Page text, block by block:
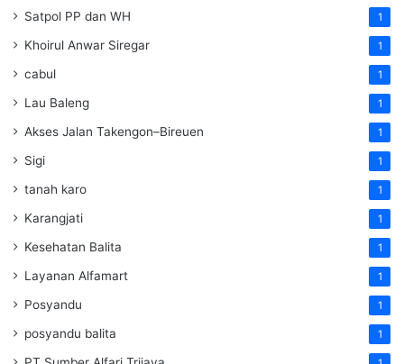
Satpol PP dan WH 1
Khoirul Anwar Siregar 1
cabul 1
Lau Baleng 1
Akses Jalan Takengon–Bireuen 1
Sigi 1
tanah karo 1
Karangjati 1
Kesehatan Balita 1
Layanan Alfamart 1
Posyandu 1
posyandu balita 1